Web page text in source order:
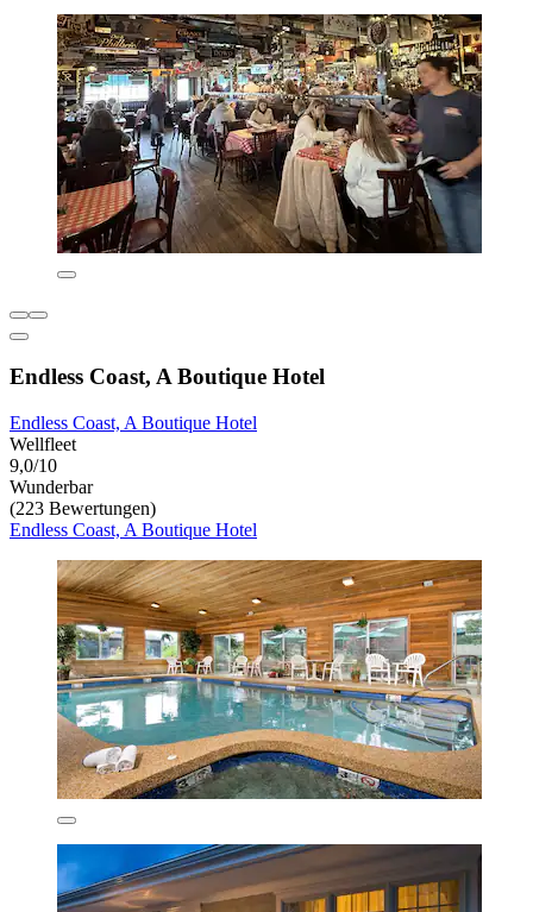
Endless Coast, A Boutique Hotel
Endless Coast, A Boutique Hotel
Wellfleet
9,0/10
Wunderbar
(223 Bewertungen)
Endless Coast, A Boutique Hotel